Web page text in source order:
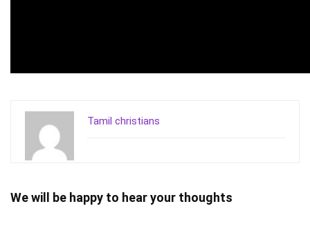
Tamil christians
We will be happy to hear your thoughts